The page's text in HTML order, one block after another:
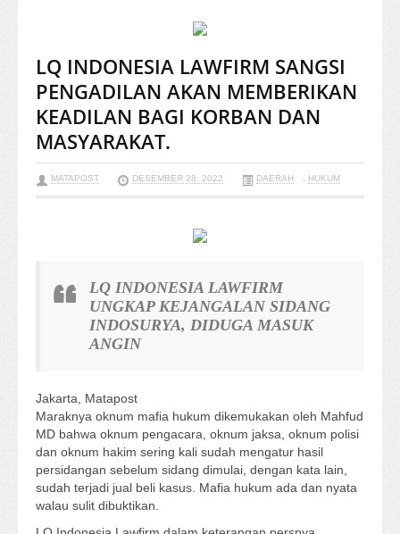
LQ INDONESIA LAWFIRM SANGSI
PENGADILAN AKAN MEMBERIKAN
KEADILAN BAGI KORBAN DAN
MASYARAKAT.
MATAPOST DESEMBER 28, 2022 DAERAH , HUKUM
LQ INDONESIA LAWFIRM
UNGKAP KEJANGALAN SIDANG
INDOSURYA, DIDUGA MASUK
ANGIN
Jakarta, Matapost
Maraknya oknum mafia hukum dikemukakan oleh Mahfud
MD bahwa oknum pengacara, oknum jaksa, oknum polisi
dan oknum hakim sering kali sudah mengatur hasil
persidangan sebelum sidang dimulai, dengan kata lain,
sudah terjadi jual beli kasus. Mafia hukum ada dan nyata
walau sulit dibuktikan.